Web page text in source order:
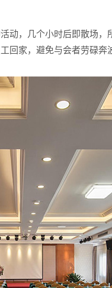
动，几个小时后即散场
回家，避免与会者劳碌奔